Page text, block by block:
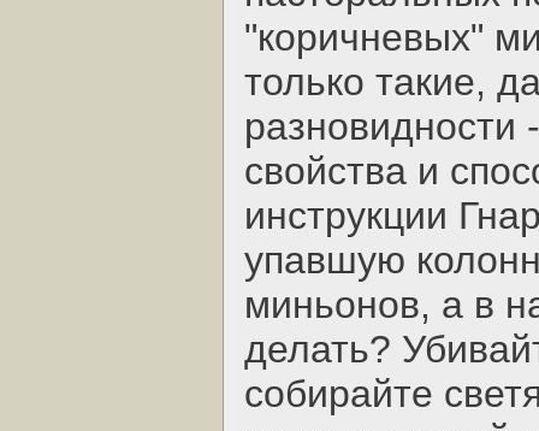
"коричневых"
только такие,
разновидности
свойства и
инструкции
упавшую
миньонов, а в
делать?
собирайте